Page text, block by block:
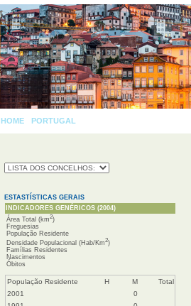
HOME PORTUGAL
ESTASTÍSTICAS GERAIS
INDICADORES GENÉRICOS (2004)
Área Total (km2)
Freguesias
População Residente
Densidade Populacional (Hab/Km2)
Famílias Residentes
Nascimentos
Óbitos
População Residente H M
Total
2001
0